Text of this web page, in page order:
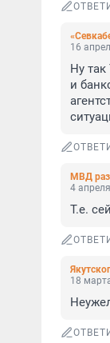
16
Ну
и
МВД
4
Т.е.
18